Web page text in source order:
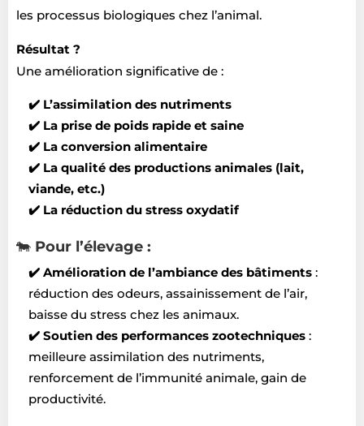
les processus biologiques chez l’animal.
Résultat ?
Une amélioration significative de :
✔️ L’assimilation des nutriments
✔️ La prise de poids rapide et saine
✔️ La conversion alimentaire
✔️ La qualité des productions animales (lait,
viande, etc.)
✔️ La réduction du stress oxydatif
🐄 Pour l’élevage :
✔️ Amélioration de l’ambiance des bâtiments :
réduction des odeurs, assainissement de l’air,
baisse du stress chez les animaux.
✔️ Soutien des performances zootechniques :
meilleure assimilation des nutriments,
renforcement de l’immunité animale, gain de
productivité.